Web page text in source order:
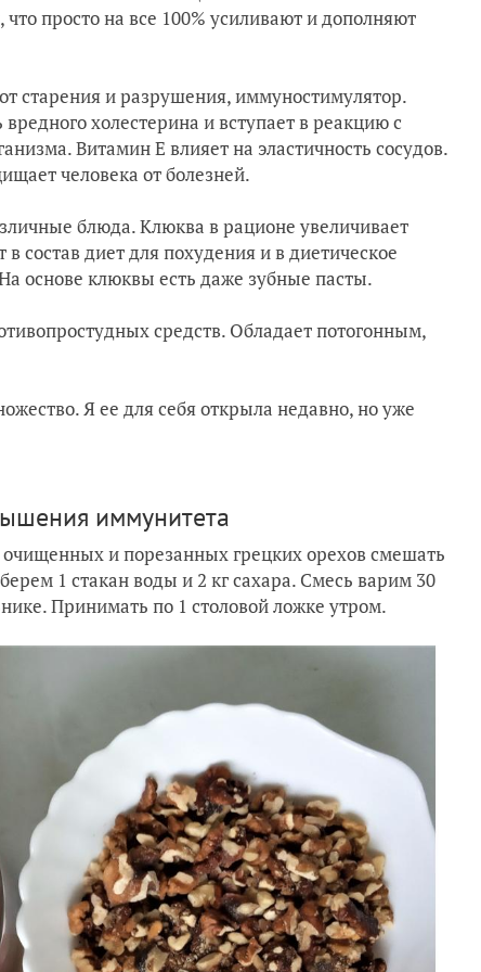
просто на все 100% усиливают и дополняют
старения и разрушения, иммуностимулятор.
холестерина и вступает в реакцию с
Витамин Е влияет на эластичность сосудов.
человека от болезней.
блюда. Клюква в рационе увеличивает
состав диет для похудения и в диетическое
основе клюквы есть даже зубные пасты.
средств. Обладает потогонным,
Я ее для себя открыла недавно, но уже
иммунитета
очищенных и порезанных грецких орехов смешать
1 стакан воды и 2 кг сахара. Смесь варим 30
Принимать по 1 столовой ложке утром.